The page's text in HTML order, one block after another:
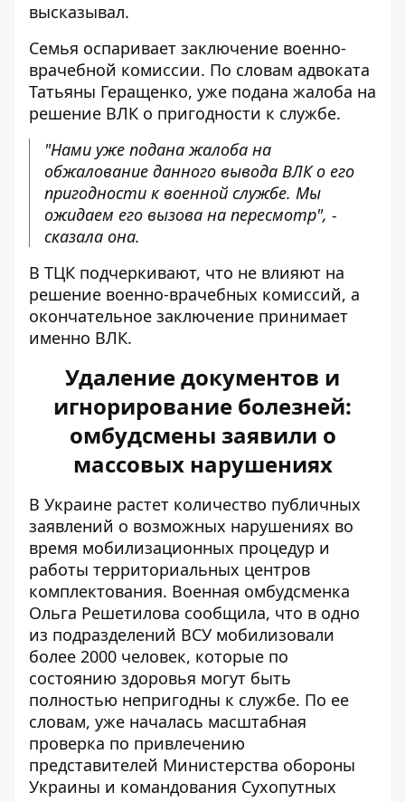
высказывал.
Семья оспаривает заключение военно-
врачебной комиссии. По словам адвоката
Татьяны Геращенко, уже подана жалоба на
решение ВЛК о пригодности к службе.
"Нами уже подана жалоба на
обжалование данного вывода ВЛК о его
пригодности к военной службе. Мы
ожидаем его вызова на пересмотр", -
сказала она.
В ТЦК подчеркивают, что не влияют на
решение военно-врачебных комиссий, а
окончательное заключение принимает
именно ВЛК.
Удаление документов и
игнорирование болезней:
омбудсмены заявили о
массовых нарушениях
В Украине растет количество публичных
заявлений о возможных нарушениях во
время мобилизационных процедур и
работы территориальных центров
комплектования. Военная омбудсменка
Ольга Решетилова сообщила, что в одно
из подразделений ВСУ мобилизовали
более 2000 человек, которые по
состоянию здоровья могут быть
полностью непригодны к службе. По ее
словам, уже началась масштабная
проверка по привлечению
представителей Министерства обороны
Украины и командования Сухопутных